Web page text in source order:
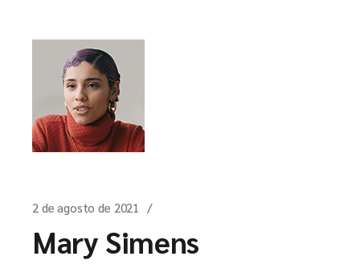
2 de agosto de 2021
Mary Simens